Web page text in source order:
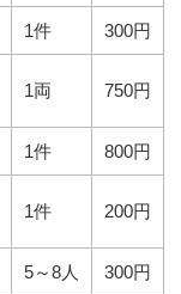
1件 300円
1両 750円
1件 800円
1件 200円
5～8人 300円